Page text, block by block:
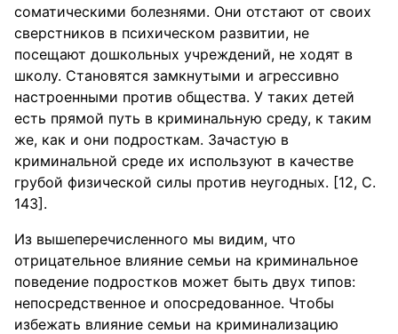
соматическими болезнями. Они отстают от своих
сверстников в психическом развитии, не
посещают дошкольных учреждений, не ходят в
школу. Становятся замкнутыми и агрессивно
настроенными против общества. У таких детей
есть прямой путь в криминальную среду, к таким
же, как и они подросткам. Зачастую в
криминальной среде их используют в качестве
грубой физической силы против неугодных. [12, С.
143].
Из вышеперечисленного мы видим, что
отрицательное влияние семьи на криминальное
поведение подростков может быть двух типов:
непосредственное и опосредованное. Чтобы
избежать влияние семьи на криминализацию